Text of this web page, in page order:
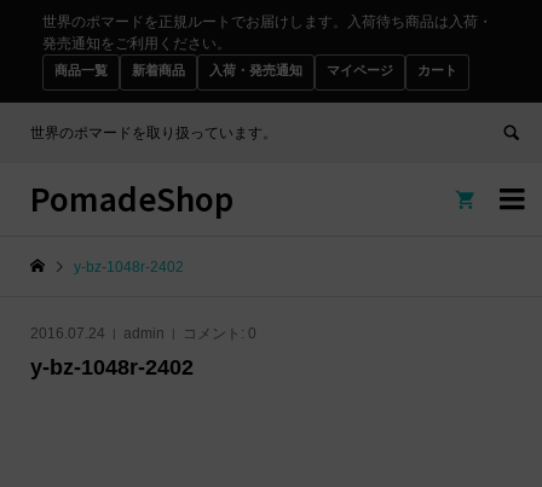
世界のポマードを正規ルートでお届けします。入荷待ち商品は入荷・
発売通知をご利用ください。
商品一覧 新着商品 入荷・発売通知 マイページ カート
世界のポマードを取り扱っています。

PomadeShop 
y-bz-1048r-2402
2016.07.24 admin コメント: 0
y-bz-1048r-2402